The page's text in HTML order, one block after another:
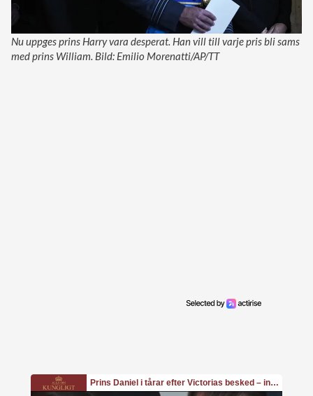
Nu uppges prins Harry vara desperat. Han vill till varje pris bli sams
med prins William. Bild: Emilio Morenatti/AP/TT